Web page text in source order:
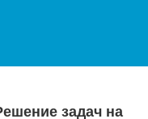
задач на